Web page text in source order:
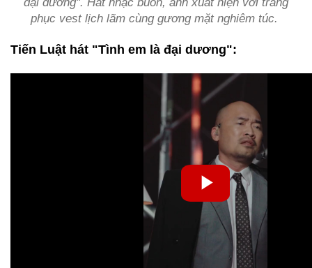
phục vest lịch lãm cùng gương mặt nghiêm túc.
Tiến Luật hát "Tình em là đại dương":